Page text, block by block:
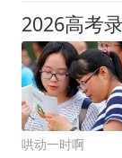
哄动一时啊